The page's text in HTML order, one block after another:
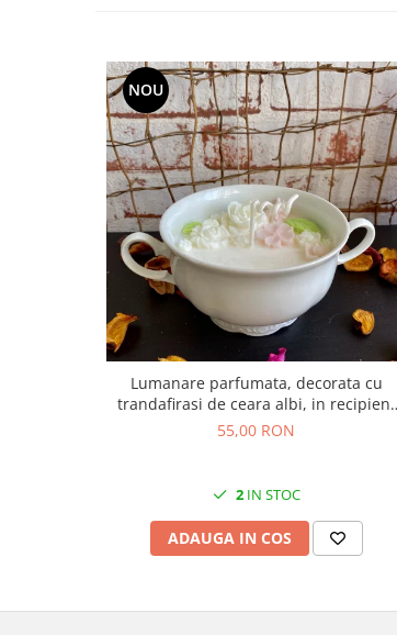
NOU
Lumanare parfumata, decorata cu
trandafirasi de ceara albi, in recipient
vintage.
55,00 RON
2IN STOC
ADAUGA IN COS